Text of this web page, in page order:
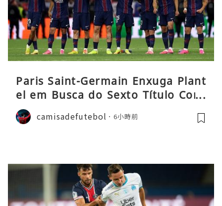
Paris Saint-Germain Enxuga Plant
el em Busca do Sexto Título Cons
ecutivo da Liga
camisadefutebol 6小時前